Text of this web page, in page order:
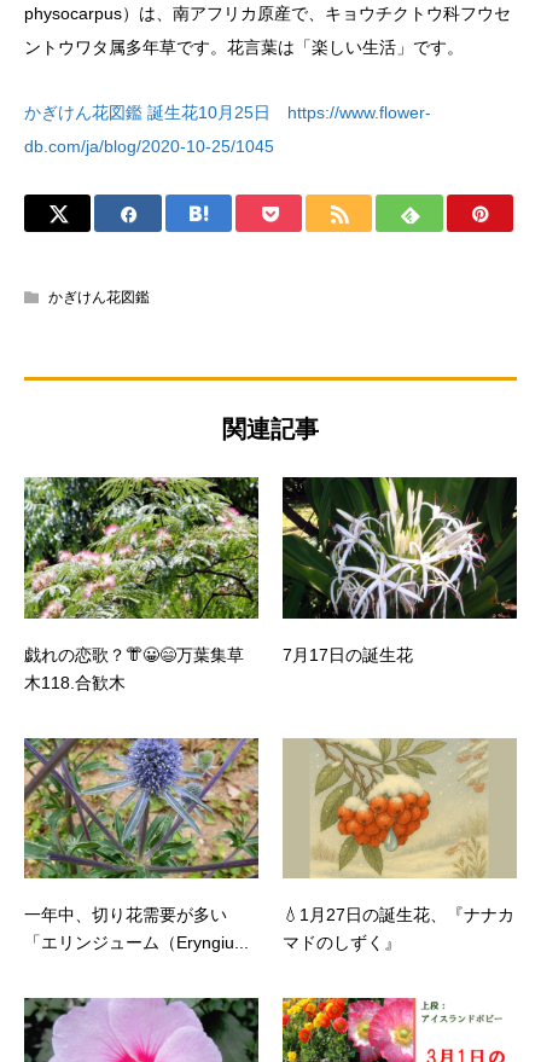
physocarpus）は、南アフリカ原産で、キョウチクトウ科フウセ
ントウワタ属多年草です。花言葉は「楽しい生活」です。
かぎけん花図鑑 誕生花10月25日 https://www.flower-
db.com/ja/blog/2020-10-25/1045
かぎけん花図鑑
関連記事
戯れの恋歌？👘😀😄万葉集草
木118.合歓木
7月17日の誕生花
一年中、切り花需要が多い
「エリンジューム（Eryngiu...
💧1月27日の誕生花、『ナナカ
マドのしずく』